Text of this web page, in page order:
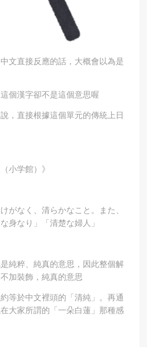
文直接反應的話，大概會以為是
個漢字卻不是這個意思喔
，直接根據這個單元的傳統上日
小学館）》
がなく、清らかなこと。また、
身なり」「清楚な婦人」
是純粹、純真的意思，因此整個解
加裝飾，純真的意思
等於中文裡頭的「清純」。再通
大家所謂的「一朵白蓮」那種感